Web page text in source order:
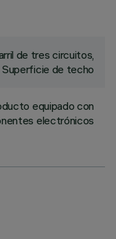
de tres circuitos,
Superficie de techo
equipado con
electrónicos